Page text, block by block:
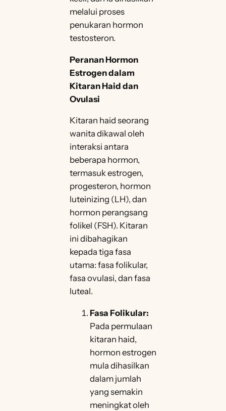
melalui proses
penukaran hormon
testosteron.
Peranan Hormon
Estrogen dalam
Kitaran Haid dan
Ovulasi
Kitaran haid seorang
wanita dikawal oleh
interaksi antara
beberapa hormon,
termasuk estrogen,
progesteron, hormon
luteinizing (LH), dan
hormon perangsang
folikel (FSH). Kitaran
ini dibahagikan
kepada tiga fasa
utama: fasa folikular,
fasa ovulasi, dan fasa
luteal.
Fasa Folikular:
Pada permulaan
kitaran haid,
hormon estrogen
mula dihasilkan
dalam jumlah
yang semakin
meningkat oleh